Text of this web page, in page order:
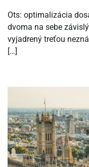
Ots: optimalizácia
dvoma na sebe
vyjadrený treťou
[…]